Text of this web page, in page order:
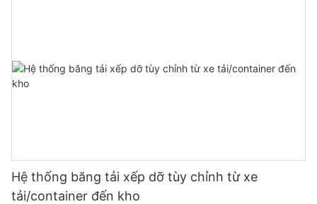
Hệ thống băng tải xếp dỡ tùy chỉnh từ xe
tải/container đến kho